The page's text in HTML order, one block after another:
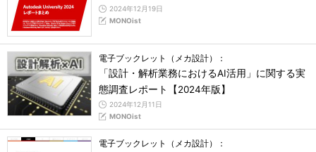
2024年12月19日
MONOist
電子ブックレット（メカ設計）：
「設計・解析業務におけるAI活用」に関する実
態調査レポート【2024年版】
2024年12月11日
MONOist
電子ブックレット（メカ設計）：